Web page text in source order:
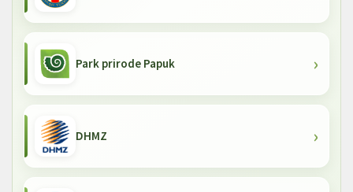
Park prirode Papuk
DHMZ